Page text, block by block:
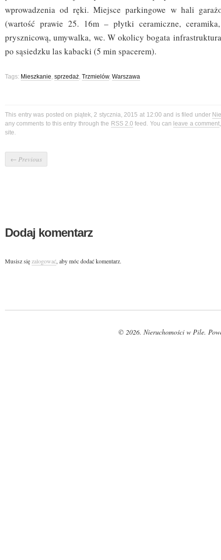
wprowadzenia od ręki. Miejsce parkingowe w hali
(wartość prawie 25. 16m – płytki ceramiczne,
prysznicową, umywalka, wc. W okolicy bogata
po sąsiedzku las kabacki (5 min spacerem).
Tags: Mieszkanie, sprzedaż, Trzmielów, Warszawa
This entry was posted on piątek, 2 stycznia, 2015 at 12:00 and is filed under
any comments to this entry through the RSS 2.0 feed. You can leave a comment
site.
← Previous
Dodaj komentarz
Musisz sięzalogować, aby móc dodać komentarz.
© 2026. Nieruchomości w Pile.